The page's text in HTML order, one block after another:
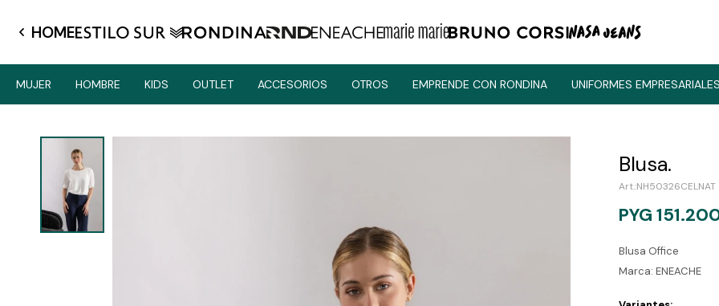
HOME
MUJER HOMBRE KIDS OUTLET ACCESORIOS OTROS EMPRENDE CON RONDINA UNIFORMES EMPRESARIALES
Blusa.
NH50326CELNAT
PYG
Blusa Office
Marca: ENEACHE